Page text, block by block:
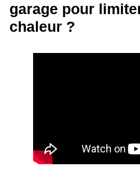
garage pour
chaleur ?